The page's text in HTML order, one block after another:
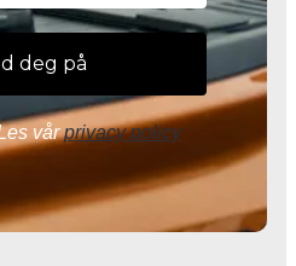
vårprivacy policy